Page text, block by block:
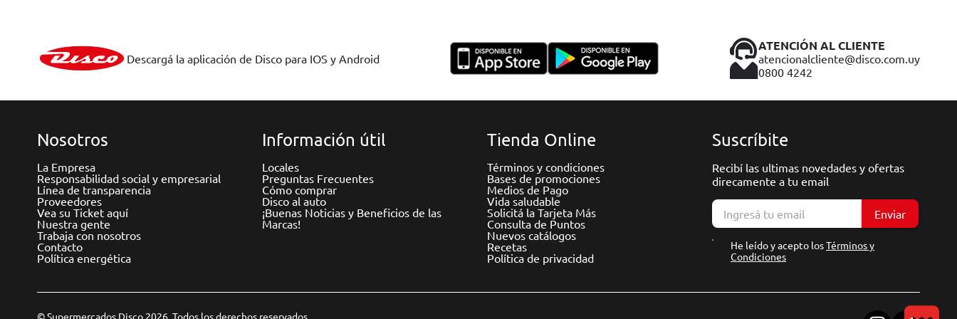
Descargá la aplicación de Disco para IOS y Android
ATENCIÓN AL CLIENTE
atencionalcliente@disco.com.uy
0800 4242
Nosotros
La Empresa
Responsabilidad social y empresarial
Línea de transparencia
Proveedores
Vea su Ticket aquí
Nuestra gente
Trabaja con nosotros
Contacto
Política energética
Información útil
Locales
Preguntas Frecuentes
Cómo comprar
Disco al auto
¡Buenas Noticias y Beneficios de las
Marcas!
Tienda Online
Términos y condiciones
Bases de promociones
Medios de Pago
Vida saludable
Solicitá la Tarjeta Más
Consulta de Puntos
Nuevos catálogos
Recetas
Política de privacidad
Suscríbite
Recibí las ultimas novedades y ofertas
direcamente a tu email
Enviar
He leído y acepto losTérminos y
Condiciones
© Supermercados Disco 2026. Todos los derechos reservados